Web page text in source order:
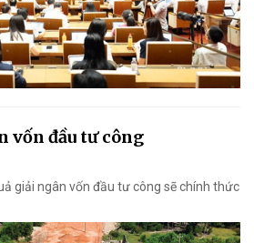
vốn đầu tư công
giải ngân vốn đầu tư công sẽ chính thức